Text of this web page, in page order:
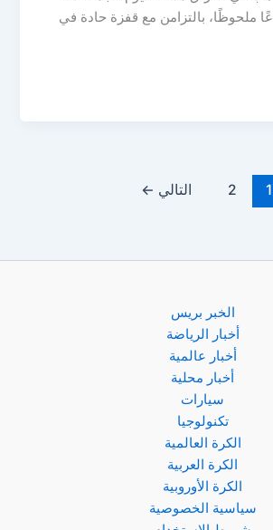
ارتفاعًا ملحوظًا، بالتزامن مع قفزة حادة في
1
2 التالي ←
الخبر بريس
أخبار الرياضة
أخبار عالمية
أخبار محلية
سيارات
تكنولوجيا
الكرة العالمية
الكرة العربية
الكرة الأوروبية
سياسية الخصوصية